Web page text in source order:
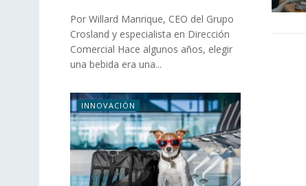
Por Willard Manrique, CEO del Grupo
Crosland y especialista en Dirección
Comercial Hace algunos años, elegir
una bebida era una...
INNOVACIÓN